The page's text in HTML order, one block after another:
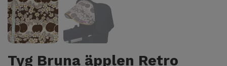
Tyg Bruna äpplen Retro